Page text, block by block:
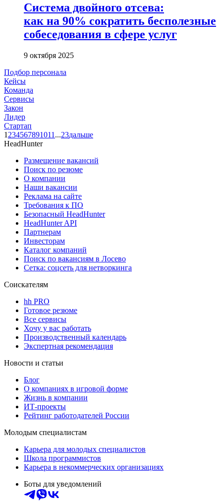
Система двойного отсева:
как на 90% сократить бесполезные
собеседования в сфере услуг
9 октября 2025
Подбор персонала
Кейсы
Команда
Сервисы
Закон
Лидер
Стартап
1 234567891011 ...23дальше
HeadHunter
Размещение вакансий
Поиск по резюме
О компании
Наши вакансии
Реклама на сайте
Требования к ПО
Безопасный HeadHunter
HeadHunter API
Партнерам
Инвесторам
Каталог компаний
Поиск по вакансиям в Лосево
Сетка: соцсеть для нетворкинга
Соискателям
hh PRO
Готовое резюме
Все сервисы
Хочу у вас работать
Производственный календарь
Экспертная рекомендация
Новости и статьи
Блог
О компаниях в игровой форме
Жизнь в компании
ИТ-проекты
Рейтинг работодателей России
Молодым специалистам
Карьера для молодых специалистов
Школа программистов
Карьера в некоммерческих организациях
Боты для уведомлений